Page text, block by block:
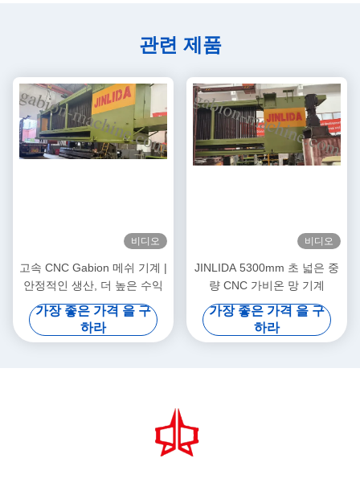
관련 제품
비디오
고속 CNC Gabion 메쉬 기계 |
안정적인 생산, 더 높은 수익
가장 좋은 가격 을 구
하라
비디오
JINLIDA 5300mm 초 넓은 중
량 CNC 가비온 망 기계
가장 좋은 가격 을 구
하라